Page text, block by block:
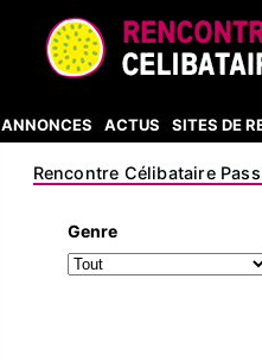
ANNONCES ACTUS SITES DE
Rencontre Célibataire
Genre